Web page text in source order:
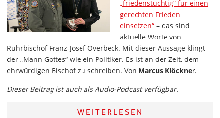
„friedenstüchtig“ für einen
gerechten Frieden
einsetzen“ – das sind
aktuelle Worte von
Ruhrbischof Franz-Josef Overbeck. Mit dieser Aussage klingt
der „Mann Gottes“ wie ein Politiker. Es ist an der Zeit, dem
ehrwürdigen Bischof zu schreiben. Von Marcus Klöckner.
Dieser Beitrag ist auch als Audio-Podcast verfügbar.
WEITERLESEN